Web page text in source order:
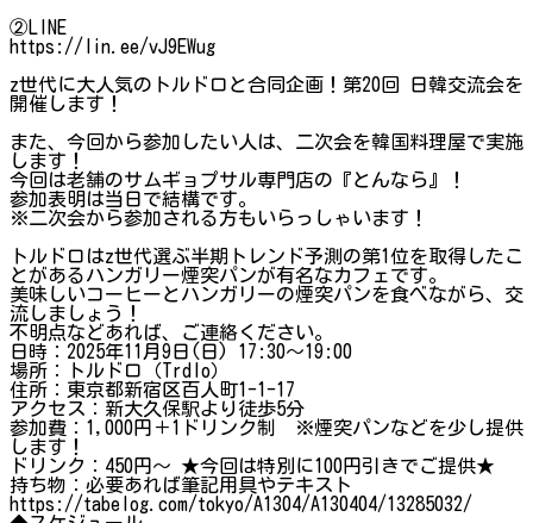
②LINE
https://lin.ee/vJ9EWug
z世代に大人気のトルドロと合同企画！第20回 日韓交流会を
開催します！
また、今回から参加したい人は、二次会を韓国料理屋で実施
します！
今回は老舗のサムギョプサル専門店の『とんなら』！
参加表明は当日で結構です。
※二次会から参加される方もいらっしゃいます！
トルドロはz世代選ぶ半期トレンド予測の第1位を取得したこ
とがあるハンガリー煙突パンが有名なカフェです。
美味しいコーヒーとハンガリーの煙突パンを食べながら、交
流しましょう！
不明点などあれば、ご連絡ください。
日時：2025年11月9日(日) 17:30～19:00
場所：トルドロ（Trdlo）
住所：東京都新宿区百人町1-1-17
アクセス：新大久保駅より徒歩5分
参加費：1,000円＋1ドリンク制 ※煙突パンなどを少し提供
します！
ドリンク：450円～ ★今回は特別に100円引きでご提供★
持ち物：必要あれば筆記用具やテキスト
https://tabelog.com/tokyo/A1304/A130404/13285032/